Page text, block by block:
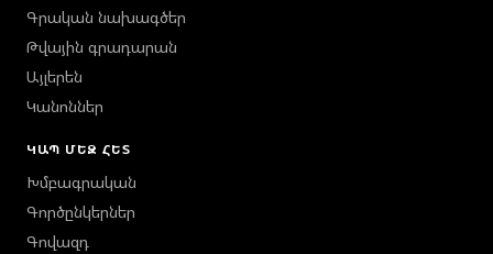
Գրական նախագծեր
Թվային գրադարան
Այլերեն
Կանոններ
ԿԱՊ ՄԵԶ ՀԵՏ
Խմբագրական
Գործընկերներ
Գովազդ